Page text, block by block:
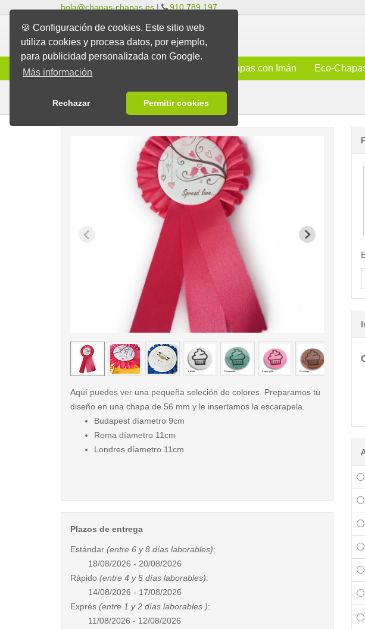
🍪 Configuración de cookies. Este sitio web
utiliza cookies y procesa datos, por ejemplo,
para publicidad personalizada con Google.
Más información
Rechazar Permitir cookies
hola@chapas-chapas.es | 910 789 197
Chapas con Imán Eco-
Chapas Chapas con Escarapela
< /picture> < /picture>
Aquí puedes ver una pequeña seleción de colores. Preparamos tu
diseño en una chapa de 56 mm y le insertamos la escarapela.
Budapest díametro 9cm
Roma díametro 11cm
Londres díametro 11cm
Plazos de entrega
Estándar (entre 6 y 8 días laborables):
18/08/2026 - 20/08/2026
Rápido (entre 4 y 5 días laborables):
14/08/2026 - 17/08/2026
Exprés (entre 1 y 2 días laborables ):
11/08/2026 - 12/08/2026